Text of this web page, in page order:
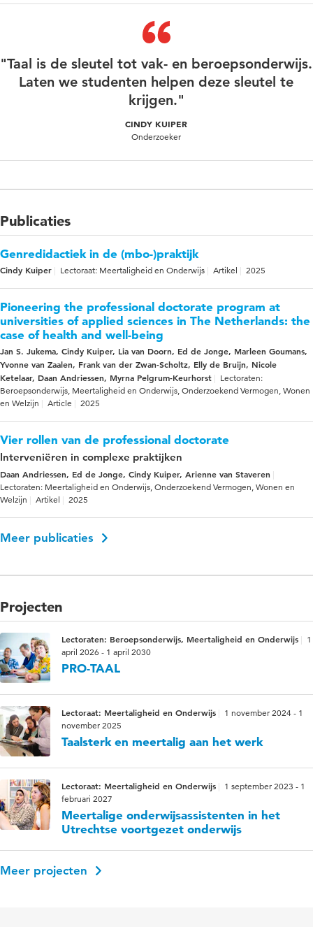
"Taal is de sleutel tot vak- en beroepsonderwijs.
Laten we studenten helpen deze sleutel te
krijgen."
CINDY KUIPER
Onderzoeker
Publicaties
Genredidactiek in de (mbo-)praktijk
Cindy Kuiper Lectoraat: Meertaligheid en Onderwijs Artikel 2025
Pioneering the professional doctorate program at
universities of applied sciences in The Netherlands: the
case of health and well-being
Jan S. Jukema, Cindy Kuiper, Lia van Doorn, Ed de Jonge, Marleen Goumans,
Yvonne van Zaalen, Frank van der Zwan-Scholtz, Elly de Bruijn, Nicole
Ketelaar, Daan Andriessen, Myrna Pelgrum-Keurhorst
Lectoraten:
Beroepsonderwijs, Meertaligheid en Onderwijs, Onderzoekend Vermogen, Wonen
en Welzijn
Article 2025
Vier rollen van de professional doctorate
Interveniëren in complexe praktijken
Daan Andriessen, Ed de Jonge, Cindy Kuiper, Arienne van Staveren
Lectoraten: Meertaligheid en Onderwijs, Onderzoekend Vermogen, Wonen en
Welzijn
Artikel 2025
Meer publicaties
Projecten
Lectoraten: Beroepsonderwijs, Meertaligheid en Onderwijs
1
april 2026 - 1 april 2030
PRO-TAAL
Lectoraat: Meertaligheid en Onderwijs
1 november 2024 - 1
november 2025
Taalsterk en meertalig aan het werk
Lectoraat: Meertaligheid en Onderwijs
1 september 2023 - 1
februari 2027
Meertalige onderwijsassistenten in het
Utrechtse voortgezet onderwijs
Meer projecten